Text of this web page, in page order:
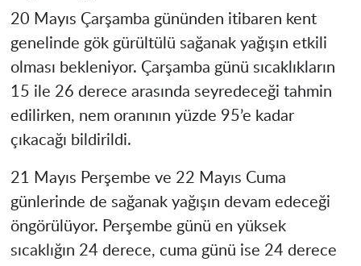
20 Mayıs Çarşamba gününden itibaren kent
genelinde gök gürültülü sağanak yağışın etkili
olması bekleniyor. Çarşamba günü sıcaklıkların
15 ile 26 derece arasında seyredeceği tahmin
edilirken, nem oranının yüzde 95’e kadar
çıkacağı bildirildi.
21 Mayıs Perşembe ve 22 Mayıs Cuma
günlerinde de sağanak yağışın devam edeceği
öngörülüyor. Perşembe günü en yüksek
sıcaklığın 24 derece, cuma günü ise 24 derece